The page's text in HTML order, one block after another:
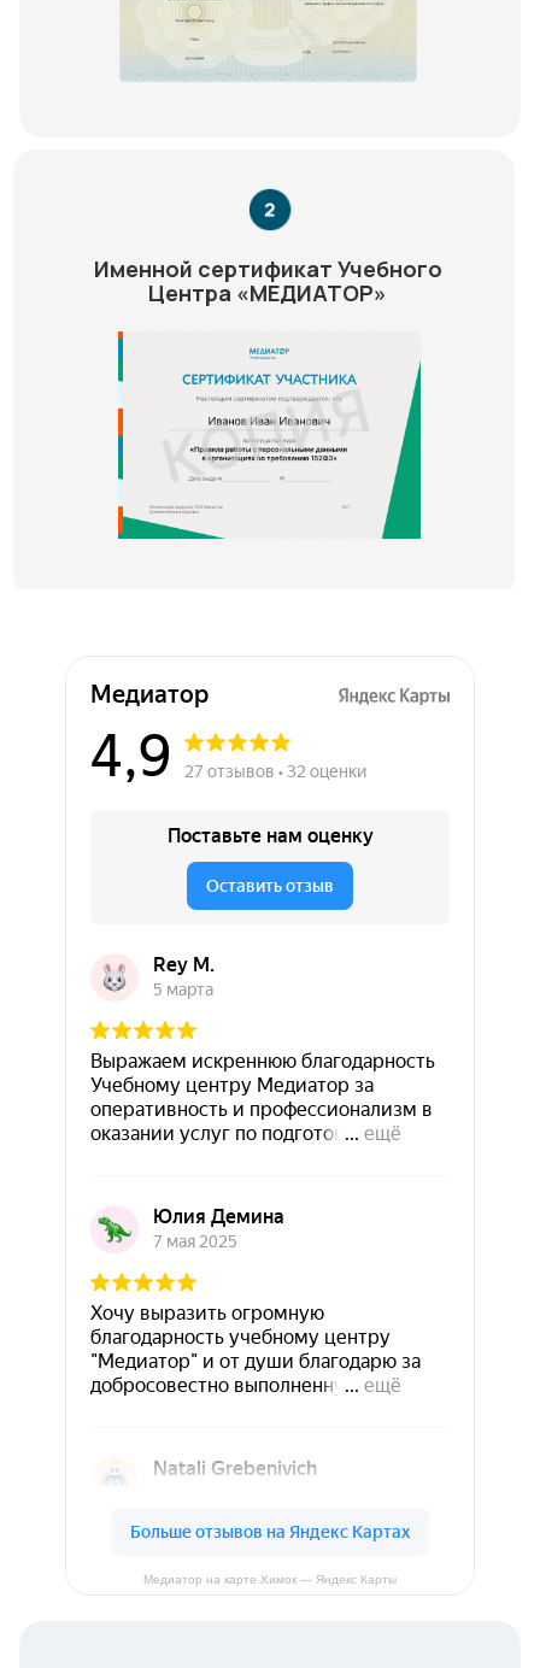
Именной сертификат Учебного
Центра «МЕДИАТОР»
Медиатор на карте Химок — Яндекс Карты
Медиатор на карте Химок — Яндекс Карты